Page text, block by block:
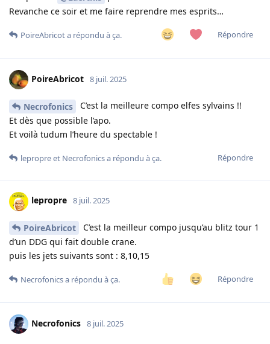
Revanche ce soir et me faire reprendre mes esprits…
Répondre
PoireAbricota répondu à ça.
PoireAbricot 8 juil. 2025
Necrofonics
C’est la meilleure compo elfes sylvains !!
Et dès que possible l’apo.
Et voilà tudum l’heure du spectable !
Répondre
lepropreet Necrofonicsa répondu à ça.
lepropre 8 juil. 2025
PoireAbricot
C’est la meilleur compo jusqu’au blitz tour 1
d’un DDG qui fait double crane.
puis les jets suivants sont : 8,10,15
Répondre
Necrofonicsa répondu à ça.
Necrofonics 8 juil. 2025